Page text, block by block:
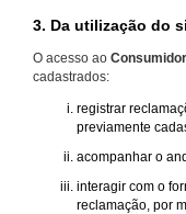
3. Da utilização do
O acesso ao
cadastrados:
registrar
previamente
acompanhar o
interagir com o
reclamação, por